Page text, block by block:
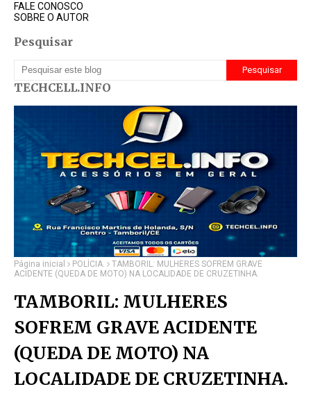
FALE CONOSCO
SOBRE O AUTOR
Pesquisar
TECHCELL.INFO
Página inicial POLÍCIA.
TAMBORIL: MULHERES SOFREM GRAVE
ACIDENTE (QUEDA DE MOTO) NA LOCALIDADE DE CRUZETINHA.
TAMBORIL: MULHERES
SOFREM GRAVE ACIDENTE
(QUEDA DE MOTO) NA
LOCALIDADE DE CRUZETINHA.